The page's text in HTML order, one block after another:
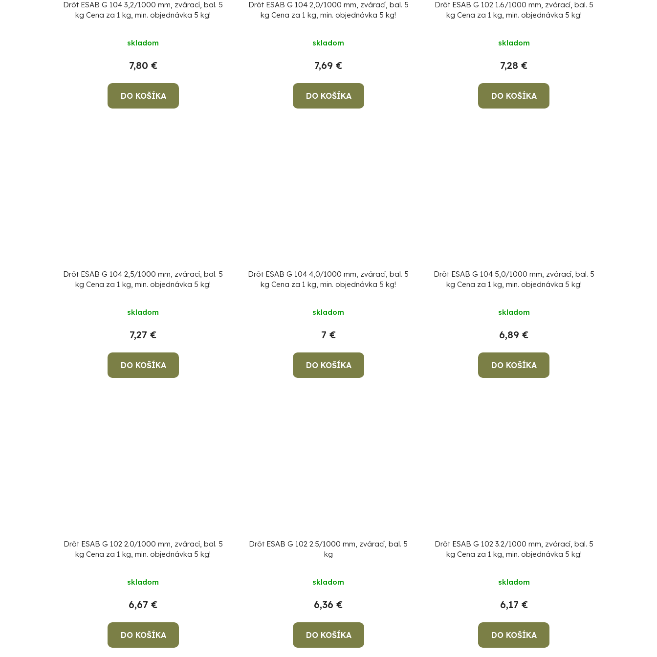
Drôt ESAB G 104 3,2/1000 mm, zvárací, bal. 5
kgCena za 1 kg, min. objednávka 5 kg!
skladom
7,80 €
DO KOŠÍKA
Drôt ESAB G 104 2,0/1000 mm, zvárací, bal. 5
kgCena za 1 kg, min. objednávka 5 kg!
skladom
7,69 €
DO KOŠÍKA
Drôt ESAB G 102 1.6/1000 mm, zvárací, bal. 5
kg Cena za 1 kg, min. objednávka 5 kg!
skladom
7,28 €
DO KOŠÍKA
Drôt ESAB G 104 2,5/1000 mm, zvárací, bal. 5
kgCena za 1 kg, min. objednávka 5 kg!
hodnotenie
je
5,0
z
5
skladom
7,27 €
DO KOŠÍKA
Drôt ESAB G 104 4,0/1000 mm, zvárací, bal. 5
kgCena za 1 kg, min. objednávka 5 kg!
skladom
7 €
DO KOŠÍKA
Drôt ESAB G 104 5,0/1000 mm, zvárací, bal. 5
kg Cena za 1 kg, min. objednávka 5 kg!
skladom
6,89 €
DO KOŠÍKA
Drôt ESAB G 102 2.0/1000 mm, zvárací, bal. 5
kgCena za 1 kg, min. objednávka 5 kg!
skladom
6,67 €
DO KOŠÍKA
Drôt ESAB G 102 2.5/1000 mm, zvárací, bal. 5
kg
skladom
6,36 €
DO KOŠÍKA
Drôt ESAB G 102 3.2/1000 mm, zvárací, bal. 5
kg Cena za 1 kg, min. objednávka 5 kg!
skladom
6,17 €
DO KOŠÍKA